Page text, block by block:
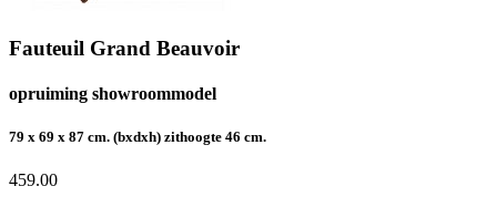
Fauteuil Grand Beauvoir
opruiming showroommodel
79 x 69 x 87 cm. (bxdxh) zithoogte 46 cm.
459.00